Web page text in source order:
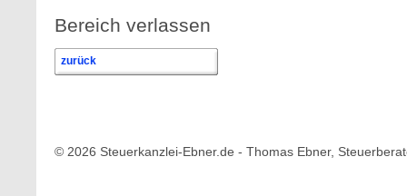
Bereich verlassen
zurück
© 2026 Steuerkanzlei-Ebner.de - Thomas Ebner,